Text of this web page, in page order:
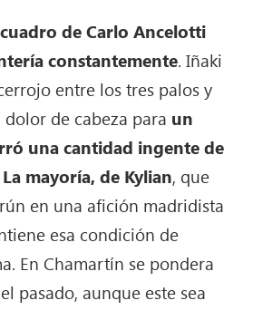
de Carlo Ancelotti
constantemente. Iñaki
entre los tres palos y
de cabeza para un
una cantidad ingente de
La mayoría, de Kylian, que
en una afición madridista
esa condición de
En Chamartín se pondera
pasado, aunque este sea